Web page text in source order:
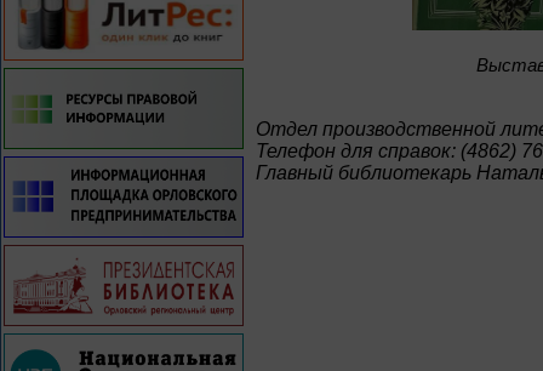
Отдел производственной
Телефон для справок: (4862)
Главный библиотекарь